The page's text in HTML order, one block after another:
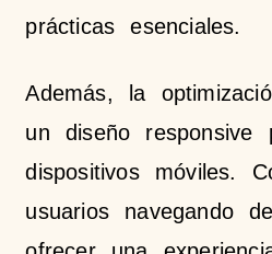
prácticas esenciales.
Además, la
un diseño responsive
dispositivos móviles.
usuarios navegando